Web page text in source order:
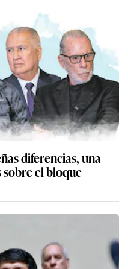
diferencias, una
el bloque